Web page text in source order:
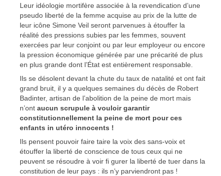
Leur idéologie mortifère associée à la revendication d’une
pseudo liberté de la femme acquise au prix de la lutte de
leur icône Simone Veil seront parvenues à étouffer la
réalité des pressions subies par les femmes, souvent
exercées par leur conjoint ou par leur employeur ou encore
la pression économique générée par une précarité de plus
en plus grande dont l’État est entièrement responsable.
Ils se désolent devant la chute du taux de natalité et ont fait
grand bruit, il y a quelques semaines du décès de Robert
Badinter, artisan de l’abolition de la peine de mort mais
n’ont aucun scrupule à vouloir garantir
constitutionnellement la peine de mort pour ces
enfants in utéro innocents !
Ils pensent pouvoir faire taire la voix des sans-voix et
étouffer la liberté de conscience de tous ceux qui ne
peuvent se résoudre à voir fi gurer la liberté de tuer dans la
constitution de leur pays : ils n’y parviendront pas !